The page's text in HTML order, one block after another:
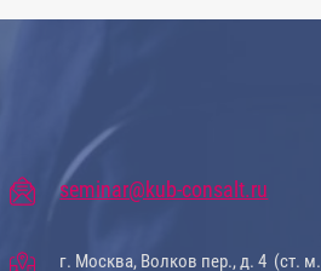
seminar@kub-consalt.ru
г. Москва, Волков пер., д. 4 (ст. м.